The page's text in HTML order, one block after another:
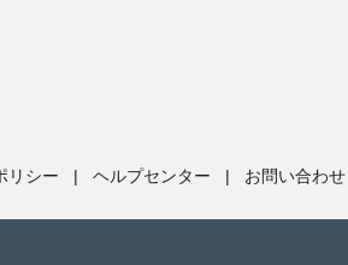
リシー | ヘルプセンター | お問い合わせ